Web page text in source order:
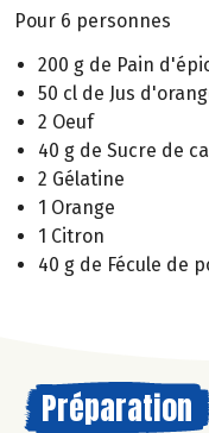
Pour 6 personnes
200 g de Pain
50 cl de Jus
2 Oeuf
40 g de Sucre de
2 Gélatine
1 Orange
1 Citron
40 g de Fécule de
Préparation